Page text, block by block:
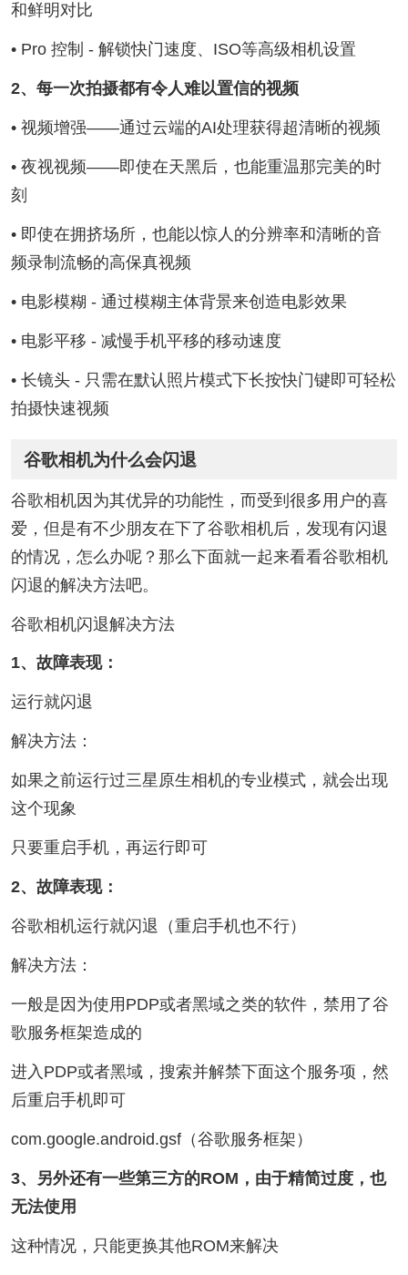
和鲜明对比
• Pro 控制 - 解锁快门速度、ISO等高级相机设置
2、每一次拍摄都有令人难以置信的视频
• 视频增强——通过云端的AI处理获得超清晰的视频
• 夜视视频——即使在天黑后，也能重温那完美的时
刻
• 即使在拥挤场所，也能以惊人的分辨率和清晰的音
频录制流畅的高保真视频
• 电影模糊 - 通过模糊主体背景来创造电影效果
• 电影平移 - 减慢手机平移的移动速度
• 长镜头 - 只需在默认照片模式下长按快门键即可轻松
拍摄快速视频
谷歌相机为什么会闪退
谷歌相机因为其优异的功能性，而受到很多用户的喜
爱，但是有不少朋友在下了谷歌相机后，发现有闪退
的情况，怎么办呢？那么下面就一起来看看谷歌相机
闪退的解决方法吧。
谷歌相机闪退解决方法
1、故障表现：
运行就闪退
解决方法：
如果之前运行过三星原生相机的专业模式，就会出现
这个现象
只要重启手机，再运行即可
2、故障表现：
谷歌相机运行就闪退（重启手机也不行）
解决方法：
一般是因为使用PDP或者黑域之类的软件，禁用了谷
歌服务框架造成的
进入PDP或者黑域，搜索并解禁下面这个服务项，然
后重启手机即可
com.google.android.gsf（谷歌服务框架）
3、另外还有一些第三方的ROM，由于精简过度，也
无法使用
这种情况，只能更换其他ROM来解决